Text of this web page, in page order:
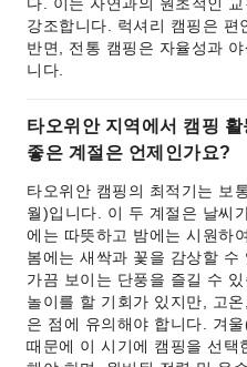
강조합니다. 럭셔리 캠핑은 편
반면, 전통 캠핑은 자율성과
니다.
타오위안 지역에서 캠핑
좋은 계절은 언제인가요?
타오위안 캠핑의 최적기는 보
월)입니다. 이 두 계절은 날씨
에는 따뜻하고 밤에는 시원하
봄에는 새싹과 꽃을 감상할
가끔 보이는 단풍을 즐길 수
놀이를 할 기회가 있지만, 고
은 점에 유의해야 합니다. 겨
때문에 이 시기에 캠핑을 선택